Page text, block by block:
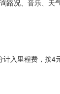
路况、音乐、天
入里程费，按4